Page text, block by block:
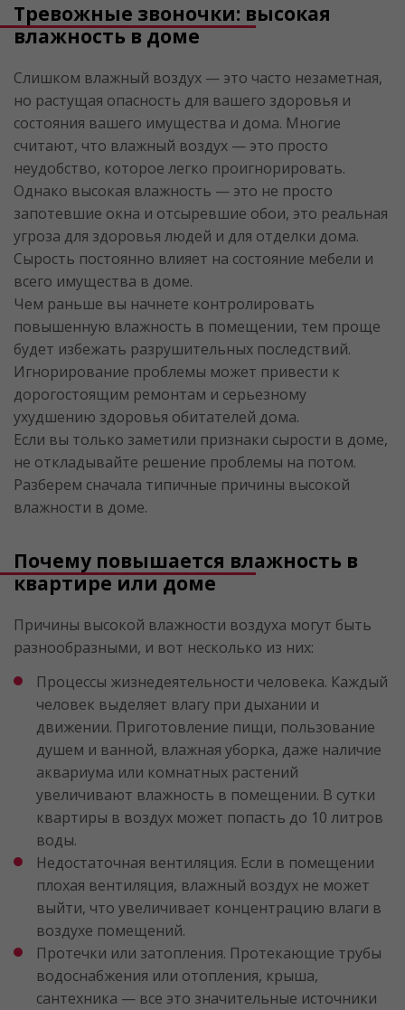
Тревожные звоночки: высокая
влажность в доме
Слишком влажный воздух — это часто незаметная,
но растущая опасность для вашего здоровья и
состояния вашего имущества и дома. Многие
считают, что влажный воздух — это просто
неудобство, которое легко проигнорировать.
Однако высокая влажность — это не просто
запотевшие окна и отсыревшие обои, это реальная
угроза для здоровья людей и для отделки дома.
Сырость постоянно влияет на состояние мебели и
всего имущества в доме.
Чем раньше вы начнете контролировать
повышенную влажность в помещении, тем проще
будет избежать разрушительных последствий.
Игнорирование проблемы может привести к
дорогостоящим ремонтам и серьезному
ухудшению здоровья обитателей дома.
Если вы только заметили признаки сырости в доме,
не откладывайте решение проблемы на потом.
Разберем сначала типичные причины высокой
влажности в доме.
Почему повышается влажность в
квартире или доме
Причины высокой влажности воздуха могут быть
разнообразными, и вот несколько из них:
Процессы жизнедеятельности человека. Каждый
человек выделяет влагу при дыхании и
движении. Приготовление пищи, пользование
душем и ванной, влажная уборка, даже наличие
аквариума или комнатных растений
увеличивают влажность в помещении. В сутки
квартиры в воздух может попасть до 10 литров
воды.
Недостаточная вентиляция. Если в помещении
плохая вентиляция, влажный воздух не может
выйти, что увеличивает концентрацию влаги в
воздухе помещений.
Протечки или затопления. Протекающие трубы
водоснабжения или отопления, крыша,
сантехника — все это значительные источники